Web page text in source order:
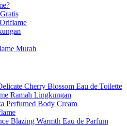
Murah
Cherry Blossom Eau de Toilette
Ramah Lingkungan
Perfumed Body Cream
Blazing Warmth Eau de Parfum